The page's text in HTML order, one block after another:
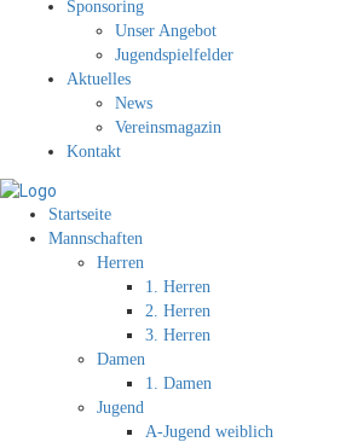
Sponsoring
Unser Angebot
Jugendspielfelder
Aktuelles
News
Vereinsmagazin
Kontakt
Startseite
Mannschaften
Herren
1. Herren
2. Herren
3. Herren
Damen
1. Damen
Jugend
A-Jugend weiblich